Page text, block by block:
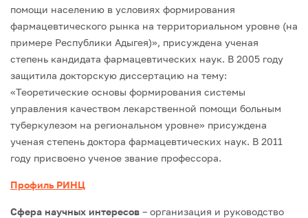
помощи населению в условиях формирования
фармацевтического рынка на территориальном уровне (на
примере Республики Адыгея)», присуждена ученая
степень кандидата фармацевтических наук. В 2005 году
защитила докторскую диссертацию на тему:
«Теоретические основы формирования системы
управления качеством лекарственной помощи больным
туберкулезом на региональном уровне» присуждена
ученая степень доктора фармацевтических наук. В 2011
году присвоено ученое звание профессора.
Профиль РИНЦ
Сфера научных интересов – организация и руководство